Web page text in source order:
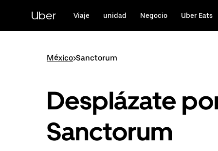
contenido
principal
Uber Viaje unidad Negocio Uber Eats
México>Sanctorum
Desplázate
Sanctorum